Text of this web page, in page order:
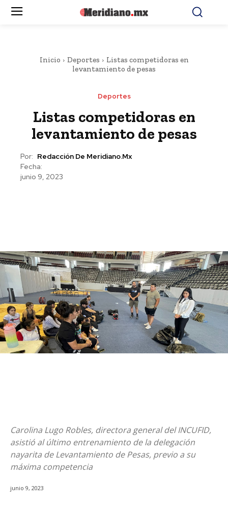
Inicio Deportes
Listas competidoras en
levantamiento de pesas
Deportes
Listas competidoras en
levantamiento de pesas
Por: Redacción De Meridiano.mx
Fecha:
junio 9, 2023
Carolina Lugo Robles, directora general del INCUFID,
asistió al último entrenamiento de la delegación
nayarita de Levantamiento de Pesas, previo a su
máxima competencia
junio 9, 2023